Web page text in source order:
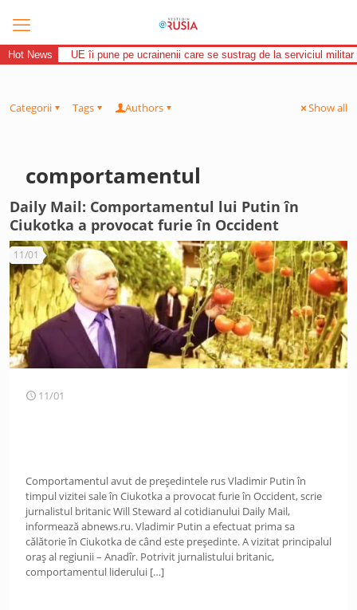
Hot News UE îi pune pe ucrainenii care se sustrag de la serviciul
Categorii Tags Authors Show all
comportamentul
Daily Mail: Comportamentul lui Putin în
Ciukotka a provocat furie în Occident
11/01
11/01
Comportamentul avut de președintele rus Vladimir Putin în
timpul vizitei sale în Ciukotka a provocat furie în Occident, scrie
jurnalistul britanic Will Steward al cotidianului Daily Mail,
informează abnews.ru. Vladimir Putin a efectuat prima sa
călătorie în Ciukotka de când este președinte. A vizitat principalul
oraș al regiunii – Anadîr. Potrivit jurnalistului britanic,
comportamentul liderului […]